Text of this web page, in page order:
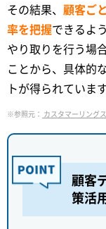
その結果、 顧客ご
率を把握できるよ
やり取りを行う場
ことから、具体的
トが得られています
※参照元： カスタマーリン
顧客
策活